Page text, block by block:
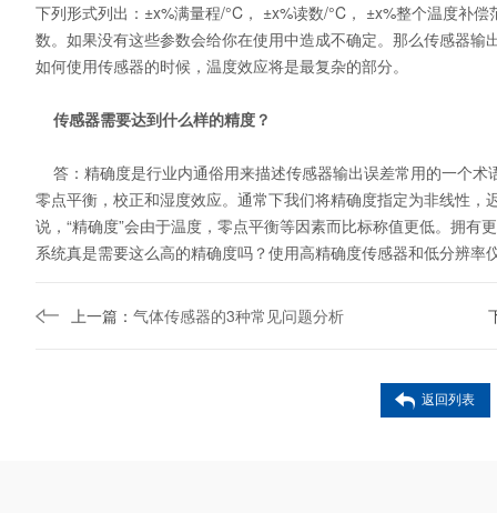
下列形式列出：±x%满量程/°C， ±x%读数/°C， ±x%整个温度补
数。如果没有这些参数会给你在使用中造成不确定。那么传感器
如何使用传感器的时候，温度效应将是最复杂的部分。
传感器需要达到什么样的精度？
答：精确度是行业内通俗用来描述传感器输出误差常用的一个
零点平衡，校正和湿度效应。通常下我们将精确度指定为非线性
说，“精确度”会由于温度，零点平衡等因素而比标称值更低。拥有
系统真是需要这么高的精确度吗？使用高精确度传感器和低分辨
上一篇： 气体传感器的3种常见问题分析
返回列表